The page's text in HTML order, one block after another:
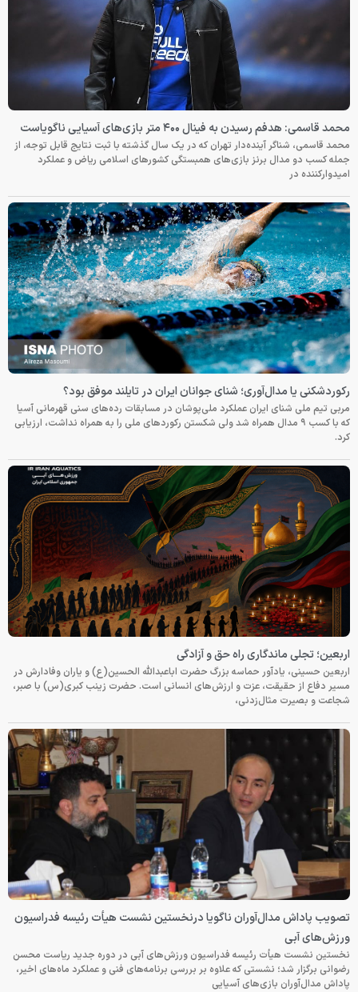
محمد قاسمی: هدفم رسیدن به فینال ۴۰۰ متر بازی‌های آسیایی ناگویاست
محمد قاسمی، شناگر آینده‌دار تهران که در یک سال گذشته با ثبت نتایج قابل توجه، از
جمله کسب دو مدال برنز بازی‌های همبستگی کشورهای اسلامی ریاض و عملکرد
امیدوارکننده در
رکوردشکنی یا مدال‌آوری؛ شنای جوانان ایران در تایلند موفق بود؟
مربی تیم ملی شنای ایران عملکرد ملی‌پوشان در مسابقات رده‌های سنی قهرمانی آسیا
که با کسب ۹ مدال همراه شد ولی شکستن رکوردهای ملی را به همراه نداشت، ارزیابی
کرد.
اربعین؛ تجلی ماندگاری راه حق و آزادگی
اربعین حسینی، یادآور حماسه بزرگ حضرت اباعبدالله الحسین(ع) و یاران وفادارش در
مسیر دفاع از حقیقت، عزت و ارزش‌های انسانی است. حضرت زینب کبری(س) با صبر،
شجاعت و بصیرت مثال‌زدنی،
تصویب پاداش مدال‌آوران ناگویا درنخستین نشست هیأت رئیسه فدراسیون
ورزش‌های آبی
نخستین نشست هیأت رئیسه فدراسیون ورزش‌های آبی در دوره جدید ریاست محسن
رضوانی برگزار شد؛ نشستی که علاوه بر بررسی برنامه‌های فنی و عملکرد ماه‌های اخیر،
پاداش مدال‌آوران بازی‌های آسیایی